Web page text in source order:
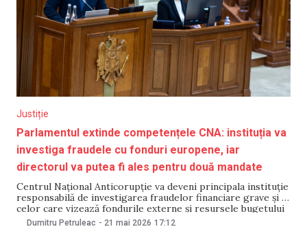
Justiție
Parlamentul extinde competențele CNA: instituția va
investiga fraudele cu fonduri europene, iar
directorul va putea fi ales pentru două mandate
Centrul Național Anticorupție va deveni principala instituție
responsabilă de investigarea fraudelor financiare grave și a
celor care vizează fondurile externe și resursele bugetului
UE, potrivit unui proiect de lege votat pe 21 mai în prima
Dumitru Petruleac - 21 mai 2026 17:12